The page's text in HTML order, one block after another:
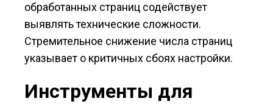
обработанных страниц содействует
выявлять технические сложности.
Стремительное снижение числа страниц
указывает о критичных сбоях настройки.
Инструменты для